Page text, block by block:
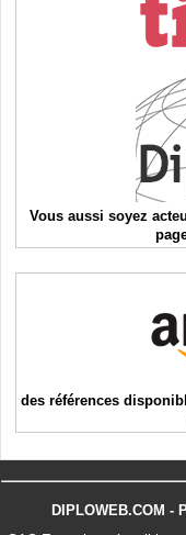
Vous aussi soyez
des références
DIPLOWEB.COM -